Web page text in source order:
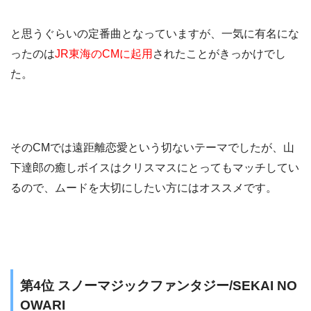
と思うぐらいの定番曲となっていますが、一気に有名にな
ったのはJR東海のCMに起用 されたことがきっかけでし
た。
そのCMでは遠距離恋愛という切ないテーマでしたが、山
下達郎の癒しボイスはクリスマスにとってもマッチしてい
るので、ムードを大切にしたい方にはオススメです。
第4位 スノーマジックファンタジー/SEKAI NO
OWARI